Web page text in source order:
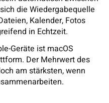
die Wiedergabequelle
Kalender, Fotos
in Echtzeit.
Geräte ist macOS
Der Mehrwert des
am stärksten, wenn